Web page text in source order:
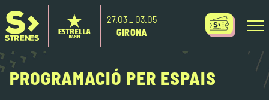
27.O3 _ O3.O5
GIRONA
PROGRAMACIÓ PER ESPAIS